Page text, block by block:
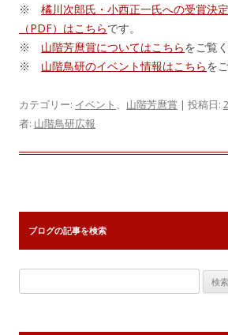
※ 橘川次郎氏・小西正一氏への受賞決
（PDF）はこちらです。
※ 山階芳麿賞についてはこちらをご覧
※ 山階鳥研のイベント情報はこちらを
カテゴリー: イベント 、 山階芳麿賞 | 投稿日:
者: 山階鳥研広報
ブログの記事を検索
索: